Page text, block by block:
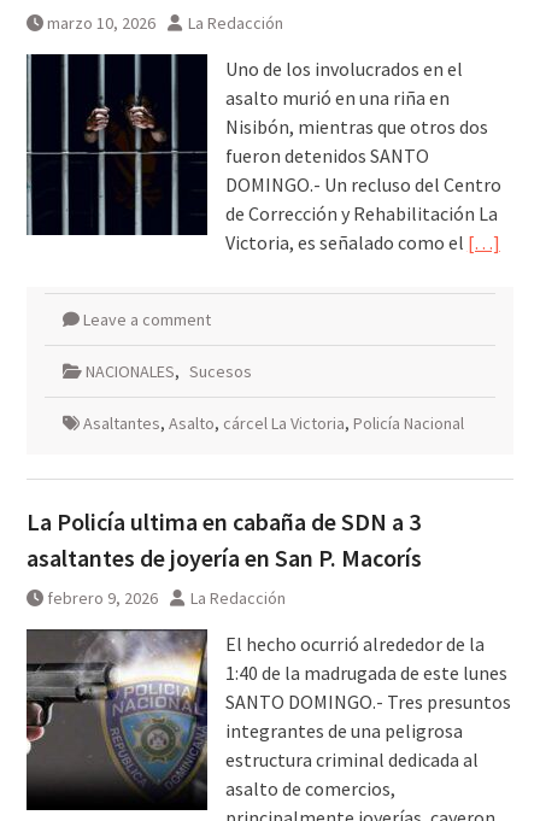
marzo 10, 2026 La Redacción
Uno de los involucrados en el
asalto murió en una riña en
Nisibón, mientras que otros dos
fueron detenidos SANTO
DOMINGO.- Un recluso del Centro
de Corrección y Rehabilitación La
Victoria, es señalado como el […]
Leave a comment
NACIONALES, Sucesos
Asaltantes, Asalto, cárcel La Victoria, Policía Nacional
La Policía ultima en cabaña de SDN a 3
asaltantes de joyería en San P. Macorís
febrero 9, 2026 La Redacción
El hecho ocurrió alrededor de la
1:40 de la madrugada de este lunes
SANTO DOMINGO.- Tres presuntos
integrantes de una peligrosa
estructura criminal dedicada al
asalto de comercios,